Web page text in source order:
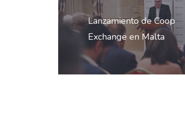
de
entradas
Lanzamiento de Coop
Exchange en Malta